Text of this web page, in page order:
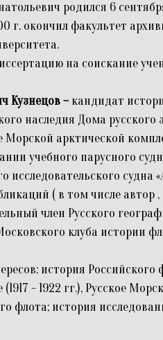
родился 6
г. окончил факультет
на соискание
Кузнецов– кандидат
наследия Дома
Морской арктической
учебного парусного
исследовательского
( в том числе автор
член Русского
клуба истории
история Российского
- 1922 гг.), Русское
флота; история